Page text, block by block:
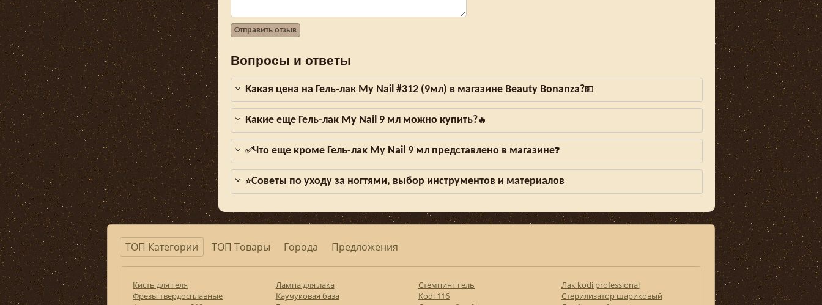
Отправить отзыв
Вопросы и ответы
Какая цена на Гель-лак My Nail #312 (9мл) в магазине Beauty Bonanza?💵
Какие еще Гель-лак My Nail 9 мл можно купить?🔥
✅Что еще кроме Гель-лак My Nail 9 мл представлено в магазине❓
⭐Советы по уходу за ногтями, выбор инструментов и материалов
ТОП Категории ТОП Товары Города Предложения
Кисть для геля
Фрезы твердосплавные
Лампа для лака
Каучуковая база
Стемпинг гель
Kodi 116
Лак kodi professional
Стерилизатор шариковый